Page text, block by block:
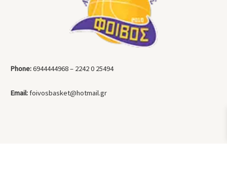
Phone:6944444968 – 2242 0 25494
Email:foivosbasket@hotmail.gr